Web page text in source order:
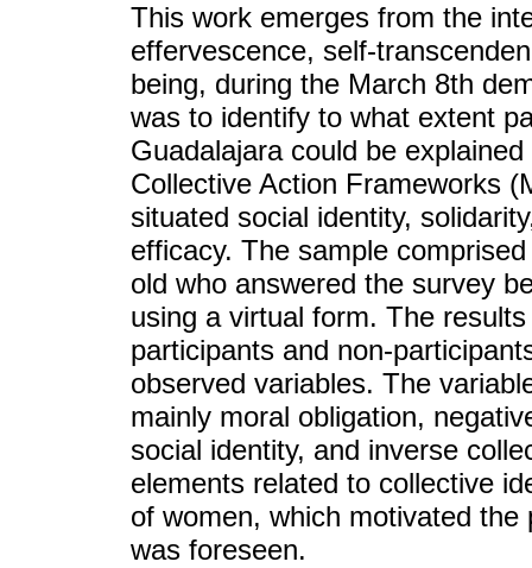
This work emerges from the
effervescence, self-
being, during the March 8th
was to identify to what extent
Guadalajara could be
Collective Action Frameworks
situated social identity,
efficacy. The sample
old who answered the survey
using a virtual form. The
participants and non-
observed variables. The
mainly moral obligation,
social identity, and inverse
elements related to collective
of women, which motivated
was foreseen.